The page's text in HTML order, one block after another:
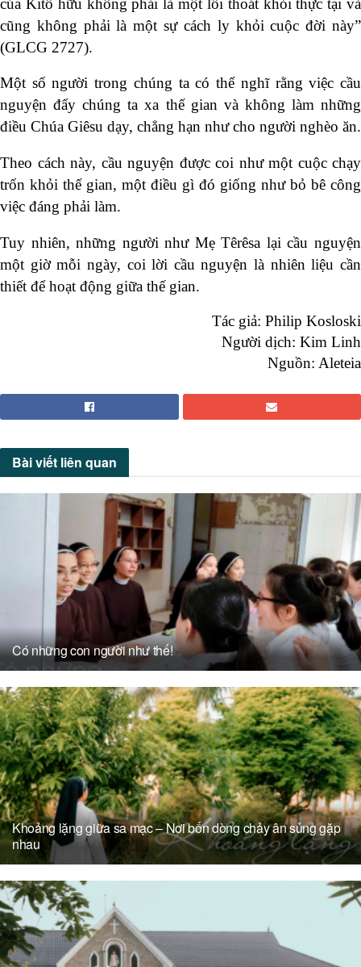
của Kitô hữu không phải là một lối thoát khỏi thực tại và
cũng không phải là một sự cách ly khỏi cuộc đời này”
(GLCG 2727).
Một số người trong chúng ta có thể nghĩ rằng việc cầu
nguyện đẩy chúng ta xa thế gian và không làm những
điều Chúa Giêsu dạy, chẳng hạn như cho người nghèo ăn.
Theo cách này, cầu nguyện được coi như một cuộc chạy
trốn khỏi thế gian, một điều gì đó giống như bỏ bê công
việc đáng phải làm.
Tuy nhiên, những người như Mẹ Têrêsa lạicầu nguyện
một giờ mỗi ngày, coi lời cầu nguyện là nhiên liệu cần
thiết để hoạt động giữa thế gian.
Tác giả: Philip Kosloski
Người dịch: Kim Linh
Nguồn: Aleteia
Bài viết liên quan
Có những con người như thế!
Khoảng lặng giữa sa mạc – Nơi bốn dòng chảy ân sủng gặp
nhau